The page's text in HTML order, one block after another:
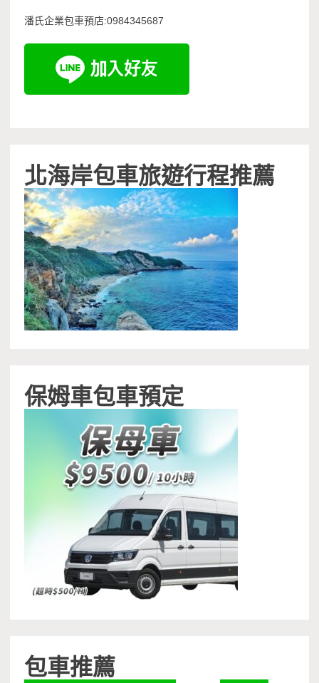
潘氏企業包車預店:0984345687
北海岸包車旅遊行程推薦
保姆車包車預定
包車推薦